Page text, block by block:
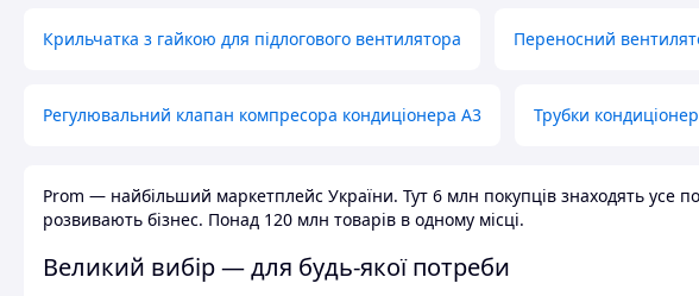
Крильчатка з гайкою для підлогового вентилятора Переносний
Регулювальний клапан компресора кондиціонера А3 Трубки
Prom — найбільший маркетплейс України. Тут 6 млн покупців знаходять усе
розвивають бізнес. Понад 120 млн товарів в одному місці.
Великий вибір — для будь-якої потреби